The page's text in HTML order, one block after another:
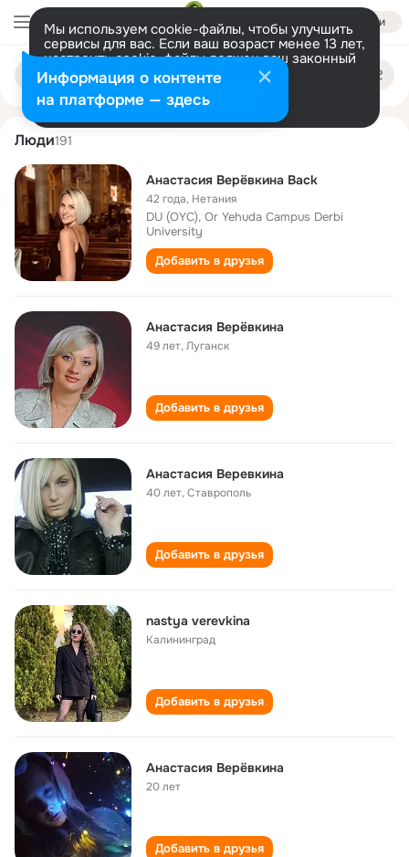
Войти
Мы используем cookie-файлы, чтобы улучшить
сервисы для вас. Если ваш возраст менее 13 лет,
настроить cookie-файлы должен ваш законный
представитель. Больше информации
Разрешить все Настроить
Поиск
людям
anastasiya verevkina
Люди191
Анастасия Верёвкина Back
42 года, Нетания
DU (OYC), Or Yehuda Campus Derbi
University
Добавить в друзья
Анастасия Верёвкина
49 лет,Луганск
Добавить в друзья
Анастасия Веревкина
40 лет,Ставрополь
Добавить в друзья
nastya verevkina
Калининград
Добавить в друзья
Анастасия Верёвкина
20 лет
Добавить в друзья
Информация о контенте
на платформе — здесь